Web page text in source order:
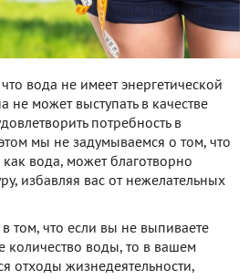
вода не имеет энергетической
не может выступать в качестве
потребность в
мы не задумываемся о том, что
как вода, может благотворно
избавляя вас от нежелательных
том, что если вы не выпиваете
количество воды, то в вашем
отходы жизнедеятельности,